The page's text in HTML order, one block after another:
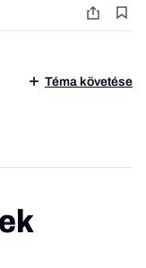
Téma követése